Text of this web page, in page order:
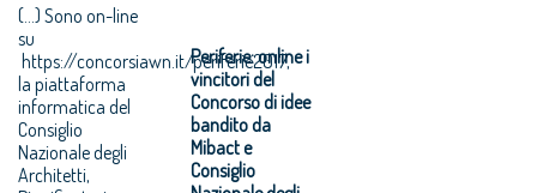
(...) Sono on-line
su
https://concorsiawn.it/periferie2017,
la piattaforma
informatica del
Consiglio
Nazionale degli
Architetti,
Periferie: online i
vincitori del
Concorso di idee
bandito da
Mibact e
Consiglio